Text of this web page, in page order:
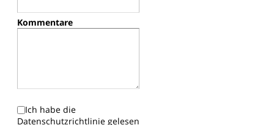
Kommentare
Ich habe die
Datenschutzrichtlinie gelesen